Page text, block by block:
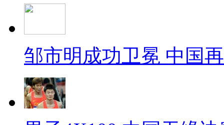
邹市明成功卫冕 中国